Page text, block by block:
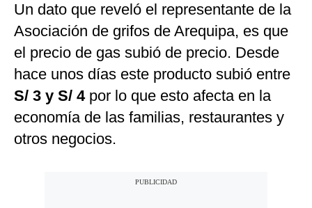
Un dato que reveló el representante de la
Asociación de grifos de Arequipa, es que
el precio de gas subió de precio. Desde
hace unos días este producto subió entre
S/ 3 y S/ 4 por lo que esto afecta en la
economía de las familias, restaurantes y
otros negocios.